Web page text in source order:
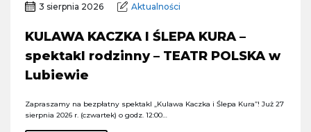
3 sierpnia 2026 Aktualności
KULAWA KACZKA I ŚLEPA KURA –
spektakl rodzinny – TEATR POLSKA w
Lubiewie
Zapraszamy na bezpłatny spektakl „Kulawa Kaczka i Ślepa Kura”! Już 27
sierpnia 2026 r. (czwartek) o godz. 12:00…